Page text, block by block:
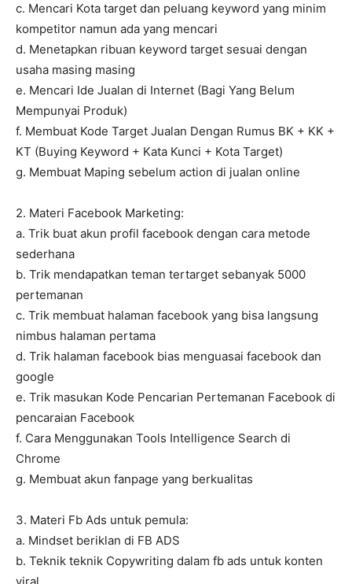
c. Mencari Kota target dan peluang keyword yang minim
kompetitor namun ada yang mencari
d. Menetapkan ribuan keyword target sesuai dengan
usaha masing masing
e. Mencari Ide Jualan di Internet (Bagi Yang Belum
Mempunyai Produk)
f. Membuat Kode Target Jualan Dengan Rumus BK + KK +
KT (Buying Keyword + Kata Kunci + Kota Target)
g. Membuat Maping sebelum action di jualan online
2. Materi Facebook Marketing:
a. Trik buat akun profil facebook dengan cara metode
sederhana
b. Trik mendapatkan teman tertarget sebanyak 5000
pertemanan
c. Trik membuat halaman facebook yang bisa langsung
nimbus halaman pertama
d. Trik halaman facebook bias menguasai facebook dan
google
e. Trik masukan Kode Pencarian Pertemanan Facebook di
pencaraian Facebook
f. Cara Menggunakan Tools Intelligence Search di
Chrome
g. Membuat akun fanpage yang berkualitas
3. Materi Fb Ads untuk pemula:
a. Mindset beriklan di FB ADS
b. Teknik teknik Copywriting dalam fb ads untuk konten